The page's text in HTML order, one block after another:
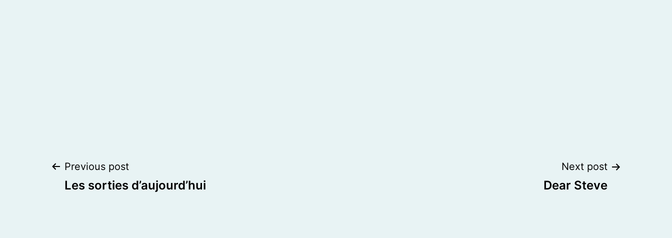
Post
Previous post
Les sorties d’aujourd’hui
Next post
Dear Steve